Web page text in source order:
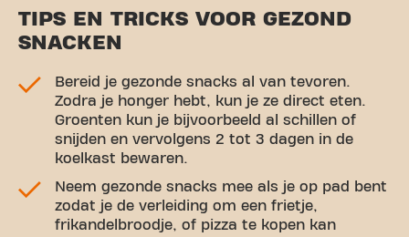
TIPS EN TRICKS VOOR GEZOND
SNACKEN
Bereid je gezonde snacks al van tevoren.
Zodra je honger hebt, kun je ze direct eten.
Groenten kun je bijvoorbeeld al schillen of
snijden en vervolgens 2 tot 3 dagen in de
koelkast bewaren.
Neem gezonde snacks mee als je op pad bent
zodat je de verleiding om een frietje,
frikandelbroodje, of pizza te kopen kan